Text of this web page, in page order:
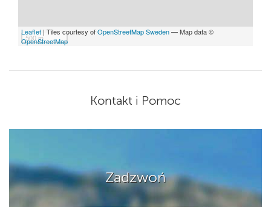
500 m
Leaflet | Tiles courtesy ofOpenStreetMap Sweden— Map data ©
OpenStreetMap
Kontakt i Pomoc
Zadzwoń